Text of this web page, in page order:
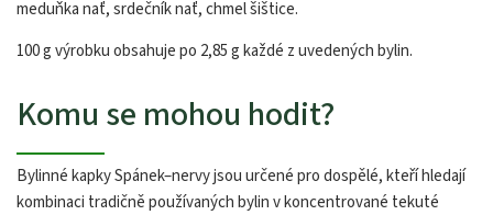
meduňka nať, srdečník nať, chmel šištice.
100 g výrobku obsahuje po 2,85 g každé z uvedených bylin.
Komu se mohou hodit?
Bylinné kapky Spánek–nervy jsou určené pro dospělé, kteří hledají
kombinaci tradičně používaných bylin v koncentrované tekuté